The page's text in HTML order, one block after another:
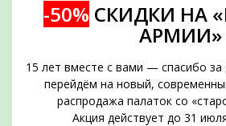
-50% СКИДКИ НА
АРМИИ»
15 лет вместе с вами — спасибо
перейдём на новый,
распродажа палаток со
Акция действует до 31